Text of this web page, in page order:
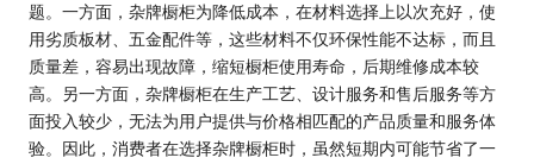
题。一方面，杂牌橱柜为降低成本，在材料选择上以次充好，使
用劣质板材、五金配件等，这些材料不仅环保性能不达标，而且
质量差，容易出现故障，缩短橱柜使用寿命，后期维修成本较
高。另一方面，杂牌橱柜在生产工艺、设计服务和售后服务等方
面投入较少，无法为用户提供与价格相匹配的产品质量和服务体
验。因此，消费者在选择杂牌橱柜时，虽然短期内可能节省了一